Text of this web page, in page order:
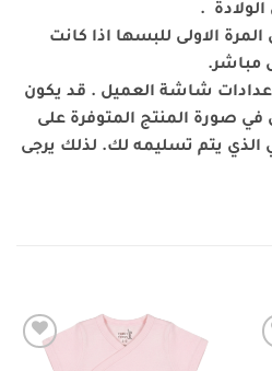
.
الاولى للبسها اذا كانت
مباشر.
شاشة العميل . قد يكون
في صورة المنتج المتوفرة على
الذي يتم تسليمه لك. لذلك يرجى
Add to